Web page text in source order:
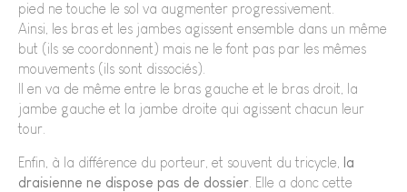
pied ne touche le sol va augmenter progressivement.
Ainsi, les bras et les jambes agissent ensemble dans un même
but (ils se coordonnent) mais ne le font pas par les mêmes
mouvements (ils sont dissociés).
Il en va de même entre le bras gauche et le bras droit, la
jambe gauche et la jambe droite qui agissent chacun leur
tour.
Enfin, à la différence du porteur, et souvent du tricycle,
la
draisienne ne dispose pas de dossier . Elle a donc cette